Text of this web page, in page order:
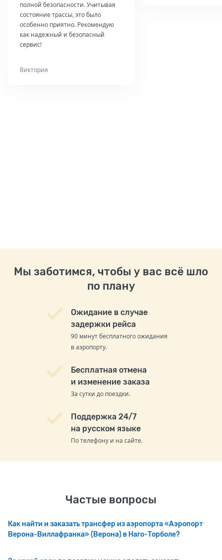
полной безопасности. Учитывая
состояние трассы, это было
особенно приятно. Рекомендую
как надежный и безопасный
сервис!
Виктория
Мы заботимся, чтобы у вас всё шло
по плану
Ожидание в случае
задержки рейса
90 минут бесплатного ожидания
в аэропорту.
Бесплатная отмена
и изменение заказа
За сутки до поездки.
Поддержка 24/7
на русском языке
По телефону и на сайте.
Частые вопросы
Как найти и заказать трансфер из аэропорта «Аэропорт
Верона-Виллафранка» (Верона) в Наго-Торболе?